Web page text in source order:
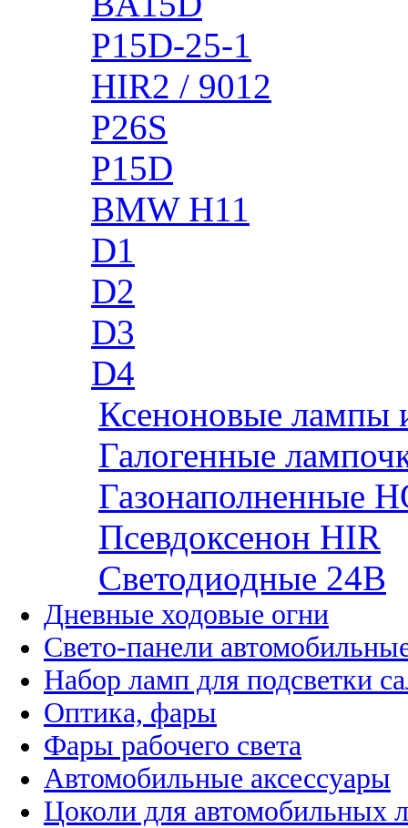
P15D-25-1
HIR2 / 9012
P26S
P15D
BMW H11
D1
D2
D3
D4
Ксеноновые лампы
Галогенные
Газонаполненные
Псевдоксенон HIR
Cветодиодные 24B
Дневные ходовые огни
Свето-панели
Набор ламп для подсветки
Оптика, фары
Фары рабочего света
Автомобильные аксессуары
Цоколи для автомобильных